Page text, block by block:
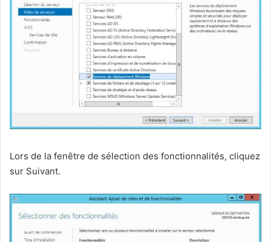
Lors de la fenêtre de sélection des fonctionnalités, cliquez
sur Suivant.